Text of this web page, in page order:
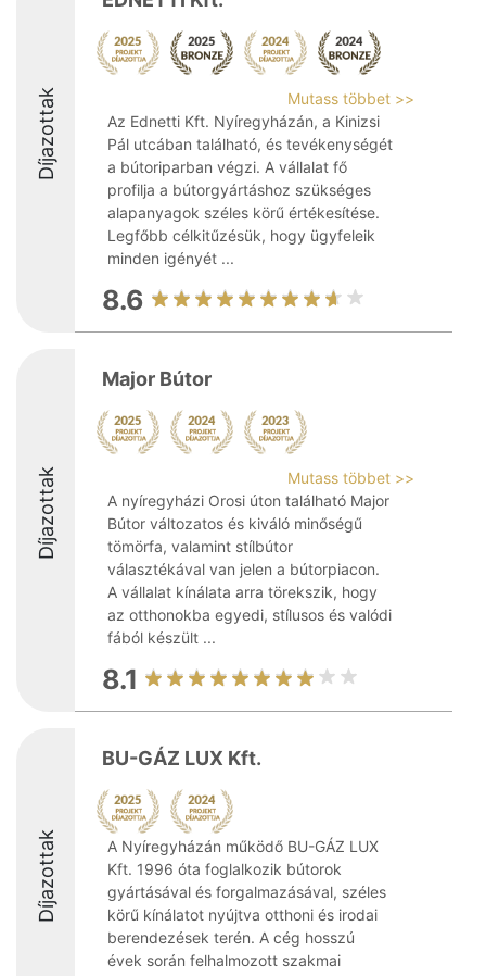
Díjazottak
Mutass többet >>
Az Ednetti Kft. Nyíregyházán, a Kinizsi
Pál utcában található, és tevékenységét
a bútoriparban végzi. A vállalat fő
profilja a bútorgyártáshoz szükséges
alapanyagok széles körű értékesítése.
Legfőbb célkitűzésük, hogy ügyfeleik
minden igényét ...
8.6
Díjazottak
Major Bútor
Mutass többet >>
A nyíregyházi Orosi úton található Major
Bútor változatos és kiváló minőségű
tömörfa, valamint stílbútor
választékával van jelen a bútorpiacon.
A vállalat kínálata arra törekszik, hogy
az otthonokba egyedi, stílusos és valódi
fából készült ...
8.1
Díjazottak
BU-GÁZ LUX Kft.
A Nyíregyházán működő BU-GÁZ LUX
Kft. 1996 óta foglalkozik bútorok
gyártásával és forgalmazásával, széles
körű kínálatot nyújtva otthoni és irodai
berendezések terén. A cég hosszú
évek során felhalmozott szakmai